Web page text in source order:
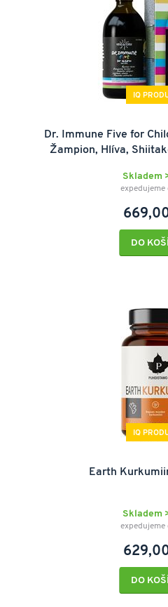
IQ
Dr. Immune Five for
Žampion, Hlíva,
Skladem
expedujeme
DO
IQ
Earth
Skladem
expedujeme
DO